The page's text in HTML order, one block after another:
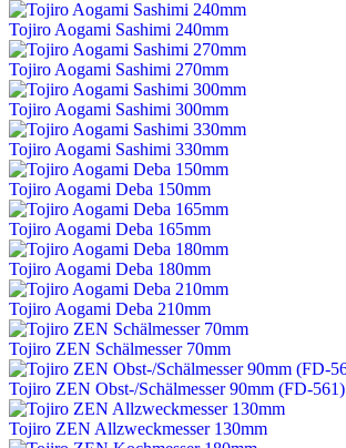
Tojiro Aogami Sashimi 240mm
Tojiro Aogami Sashimi 270mm
Tojiro Aogami Sashimi 300mm
Tojiro Aogami Sashimi 330mm
Tojiro Aogami Deba 150mm
Tojiro Aogami Deba 165mm
Tojiro Aogami Deba 180mm
Tojiro Aogami Deba 210mm
Tojiro ZEN Schälmesser 70mm
Tojiro ZEN Obst-/Schälmesser 90mm (FD-561)
Tojiro ZEN Allzweckmesser 130mm